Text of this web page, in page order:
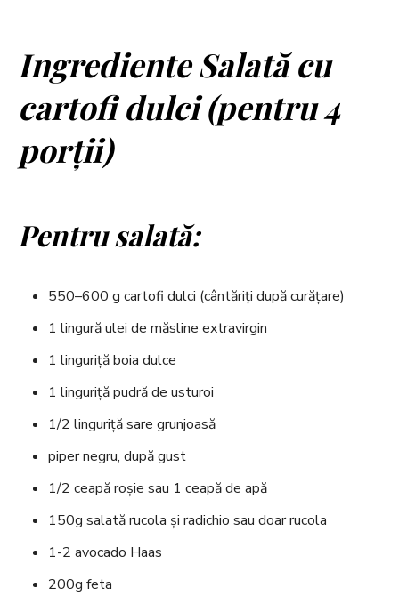
IngredienteSalată cu
cartofi dulci (pentru 4
porții)
Pentru salată:
550–600 g cartofi dulci (cântăriți după curățare)
1 lingură ulei de măsline extravirgin
1 linguriță boia dulce
1 linguriță pudră de usturoi
1/2 linguriță sare grunjoasă
piper negru, după gust
1/2 ceapă roșie sau 1 ceapă de apă
150g salată rucola și radichio sau doar rucola
1-2 avocado Haas
200g feta